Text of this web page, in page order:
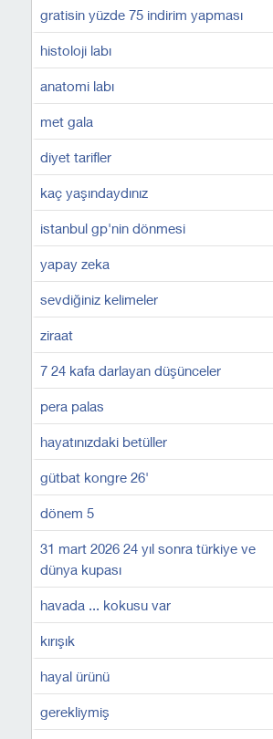
gratisin yüzde 75 indirim yapması
histoloji labı
anatomi labı
met gala
diyet tarifler
kaç yaşındaydınız
istanbul gp'nin dönmesi
yapay zeka
sevdiğiniz kelimeler
ziraat
7 24 kafa darlayan düşünceler
pera palas
hayatınızdaki betüller
gütbat kongre 26'
dönem 5
31 mart 2026 24 yıl sonra türkiye ve
dünya kupası
havada ... kokusu var
kırışık
hayal ürünü
gerekliymiş